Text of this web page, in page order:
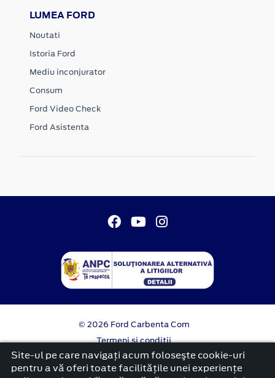
LUMEA FORD
Noutati
Istoria Ford
Mediu inconjurator
Consum
Ford Video Check
Ford Asistenta
© 2026 Ford Carbenta Com
Termeni si conditii
Confidentialitate
Politica cookies
Site-ul pe care navigați acum foloseşte cookie-uri
pentru a vă oferi toate facilitățile unei experiențe